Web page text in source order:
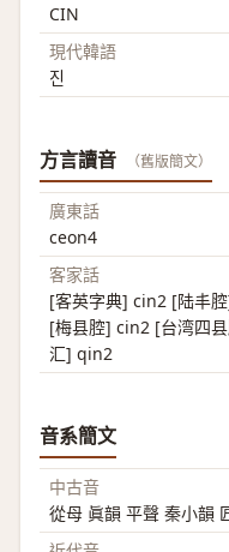
CIN
現代韓語
진
方言讀音 （舊版簡文）
廣東話
ceon4
客家話
[客英字典] cin2 [陆丰
[梅县腔] cin2 [台湾四
汇] qin2
音系簡文
中古音
從母 眞韻 平聲 秦小韻